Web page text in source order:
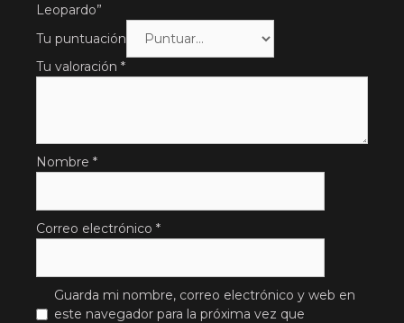
Leopardo”
Tu puntuación
Tu valoración *
Nombre *
Correo electrónico *
Guarda mi nombre, correo electrónico y web en
este navegador para la próxima vez que